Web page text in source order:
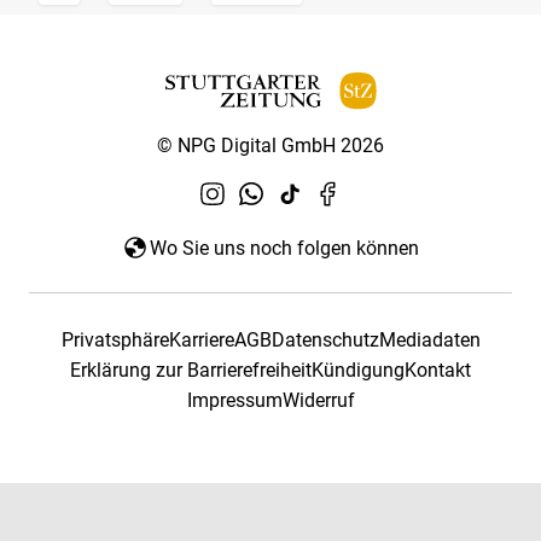
© NPG Digital GmbH 2026
Wo Sie uns noch folgen können
PrivatsphäreKarriereAGBDatenschutzMediadaten
Erklärung zur BarrierefreiheitKündigungKontakt
ImpressumWiderruf